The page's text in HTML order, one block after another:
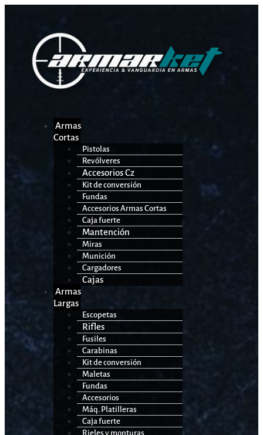
Armas
Cortas
Pistolas
Revólveres
Accesorios Cz
Kit de conversión
Fundas
Accesorios Armas Cortas
Caja fuerte
Mantención
Miras
Munición
Cargadores
Cajas
Armas
Largas
Escopetas
Rifles
Fusiles
Carabinas
Kit de conversión
Maletas
Fundas
Accesorios
Máq. Platilleras
Caja fuerte
Rieles y monturas